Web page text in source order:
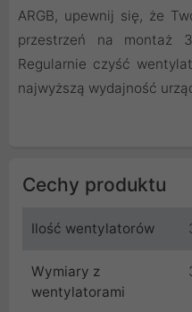
ARGB, upewnij się, że
przestrzeń na montaż
Regularnie czyść
najwyższą wydajność
Cechy produktu
Ilość wentylatorów
Wymiary z
wentylatorami